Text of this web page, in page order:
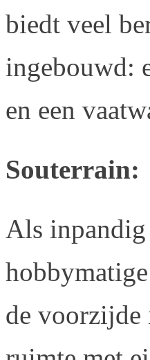
biedt veel
ingebouwd:
en een
Souterrain:
Als
de voorzijde